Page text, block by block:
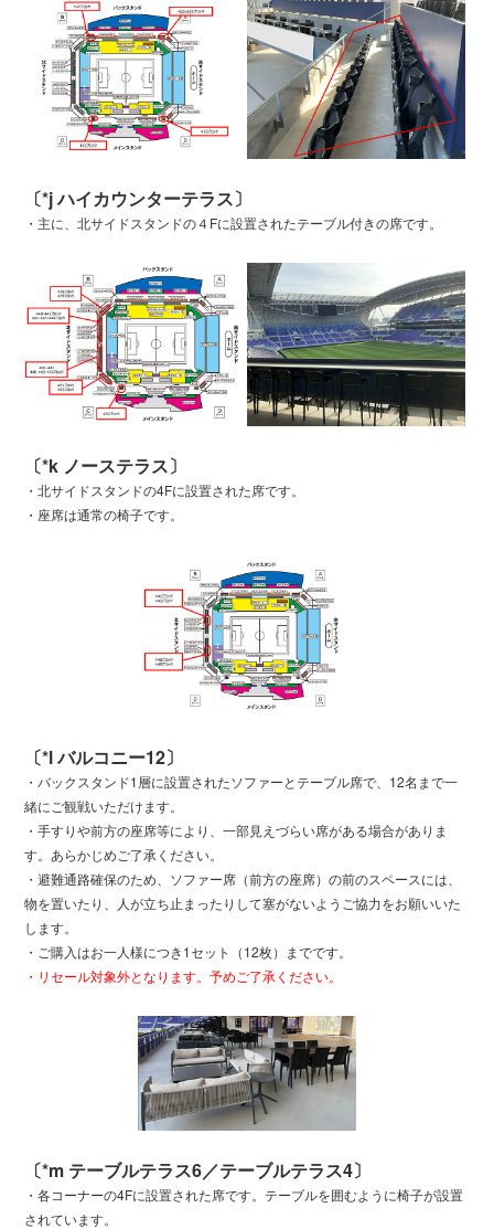
〔*j ハイカウンターテラス〕
・主に、北サイドスタンドの４Fに設置されたテーブル付きの席です。
〔*k ノーステラス〕
・北サイドスタンドの4Fに設置された席です。
・座席は通常の椅子です。
〔*l バルコニー12〕
・バックスタンド1層に設置されたソファーとテーブル席で、12名まで一
緒にご観戦いただけます。
・手すりや前方の座席等により、一部見えづらい席がある場合がありま
す。あらかじめご了承ください。
・避難通路確保のため、ソファー席（前方の座席）の前のスペースには、
物を置いたり、人が立ち止まったりして塞がないようご協力をお願いいた
します。
・ご購入はお一人様につき1セット（12枚）までです。
・リセール対象外となります。予めご了承ください。
〔*m テーブルテラス6／テーブルテラス4〕
・各コーナーの4Fに設置された席です。テーブルを囲むように椅子が設置
されています。